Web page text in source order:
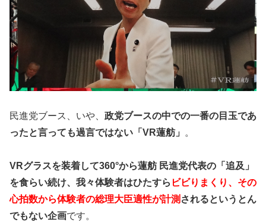
民進党ブース、いや、 政党ブースの中での一番の目玉であ
ったと言っても過言ではない「VR蓮舫」
。
VRグラスを装着して360°から蓮舫 民進党代表の「追及」
を食らい続け、我々体験者はひたすら ビビりまくり、その
心拍数から体験者の総理大臣適性が計測 されるというとん
でもない企画です。